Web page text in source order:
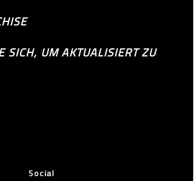
SICH, UM AKTUALISIERT ZU
Social